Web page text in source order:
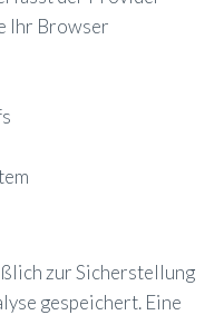
Ihr Browser
zur Sicherstellung
gespeichert. Eine